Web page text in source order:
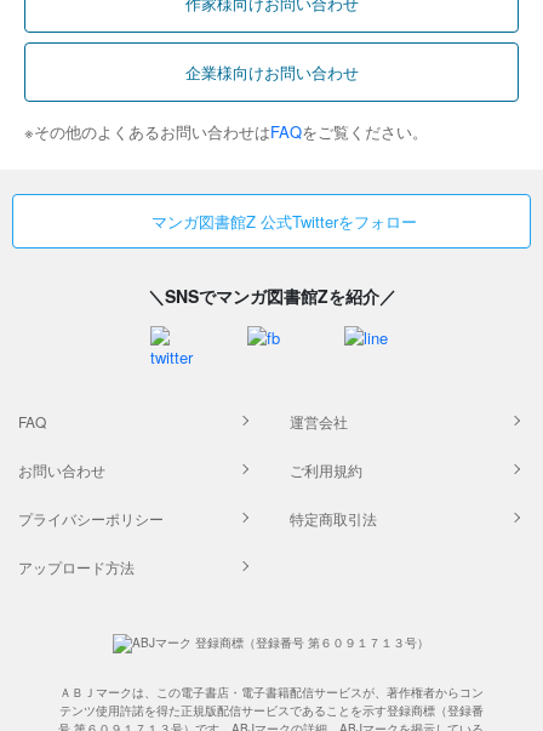
企業様向けお問い合わせ
※その他のよくあるお問い合わせはFAQをご覧ください。
マンガ図書館Z 公式Twitterをフォロー
＼SNSでマンガ図書館Zを紹介／
FAQ 運営会社
お問い合わせ ご利用規約
プライバシーポリシー 特定商取引法
アップロード方法
ＡＢＪマークは、この電子書店・電子書籍配信サービスが、著作権者からコン
テンツ使用許諾を得た正規版配信サービスであることを示す登録商標（登録番